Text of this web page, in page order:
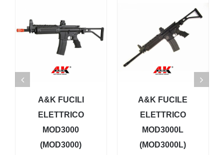
A&K FUCILI
ELETTRICO
MOD3000
(MOD3000)
A&K FUCILE
ELETTRICO
MOD3000L
(MOD3000L)